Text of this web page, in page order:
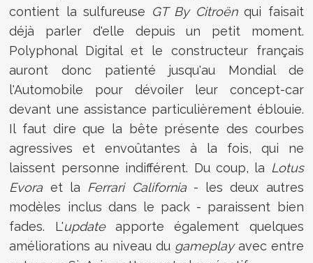
contient la sulfureuse GT By Citroënqui faisait
déjà parler d'elle depuis un petit moment.
Polyphonal Digital et le constructeur français
auront donc patienté jusqu'au Mondial de
l'Automobile pour dévoiler leur concept-car
devant une assistance particulièrement éblouie.
Il faut dire que la bête présente des courbes
agressives et envoûtantes à la fois, qui ne
laissent personne indifférent. Du coup, la Lotus
Evora et la Ferrari California- les deux autres
modèles inclus dans le pack - paraissent bien
fades. L'updateapporte également quelques
améliorations au niveau du gameplayavec entre